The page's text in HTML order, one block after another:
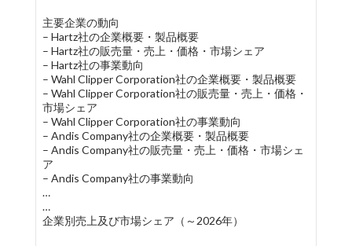
主要企業の動向
– Hartz社の企業概要・製品概要
– Hartz社の販売量・売上・価格・市場シェア
– Hartz社の事業動向
– Wahl Clipper Corporation社の企業概要・製品概要
– Wahl Clipper Corporation社の販売量・売上・価格・
市場シェア
– Wahl Clipper Corporation社の事業動向
– Andis Company社の企業概要・製品概要
– Andis Company社の販売量・売上・価格・市場シェ
ア
– Andis Company社の事業動向
…
…
企業別売上及び市場シェア（～2026年）